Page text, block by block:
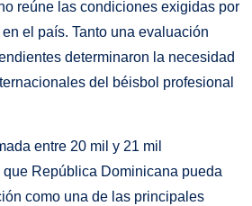
reúne las condiciones exigidas por
el país. Tanto una evaluación
determinaron la necesidad
del béisbol profesional
entre 20 mil y 21 mil
República Dominicana pueda
como una de las principales